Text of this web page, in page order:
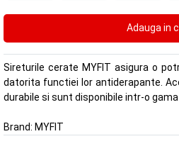
Sireturile cerate MYFIT asigura o
datorita functiei lor antiderapante.
durabile si sunt disponibile intr-o
Brand: MYFIT